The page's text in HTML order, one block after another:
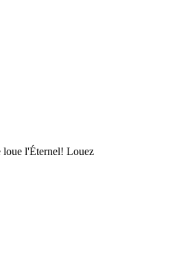
loue l'Éternel! Louez